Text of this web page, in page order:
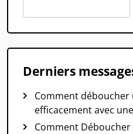
Derniers
Comment déboucher
efficacement avec
Comment